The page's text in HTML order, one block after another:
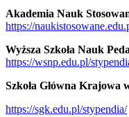
Akademia Nauk
https://
Wyższa Szkoła Nauk
https://wsnp.edu.pl/
Szkoła Główna Krajowa
https://sgk.edu.pl/stypendia/